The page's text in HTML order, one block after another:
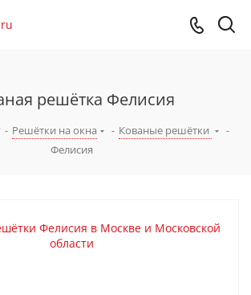
решётка Фелисия
- Решётки на окна - Кованые решётки
-
Фелисия